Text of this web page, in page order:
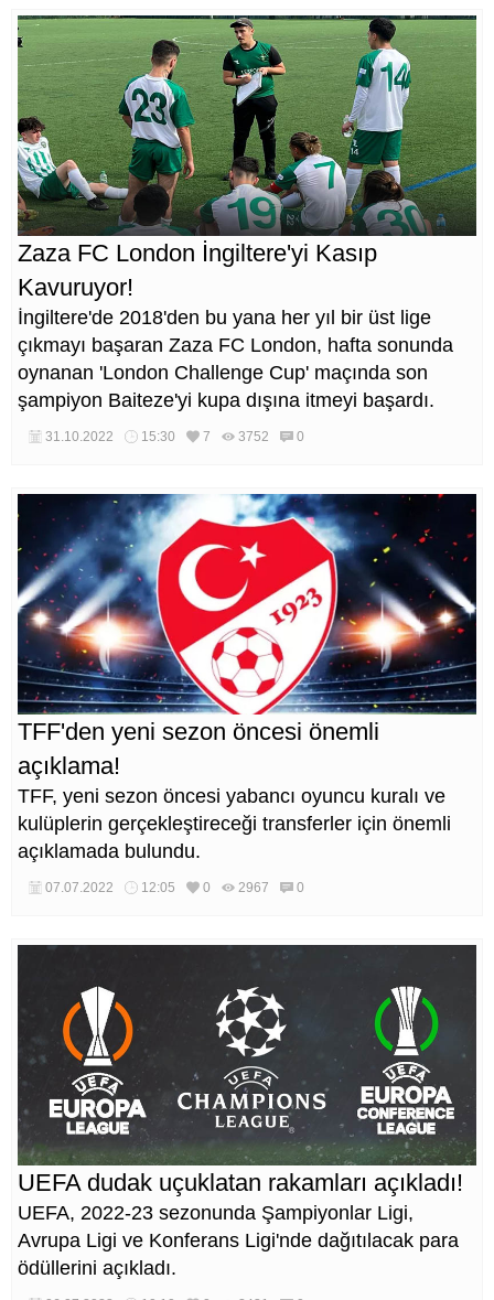
Zaza FC London İngiltere'yi Kasıp
Kavuruyor!
İngiltere'de 2018'den bu yana her yıl bir üst lige
çıkmayı başaran Zaza FC London, hafta sonunda
oynanan 'London Challenge Cup' maçında son
şampiyon Baiteze'yi kupa dışına itmeyi başardı.
31.10.2022 15:30 7 3752 0
TFF'den yeni sezon öncesi önemli
açıklama!
TFF, yeni sezon öncesi yabancı oyuncu kuralı ve
kulüplerin gerçekleştireceği transferler için önemli
açıklamada bulundu.
07.07.2022 12:05 0 2967 0
UEFA dudak uçuklatan rakamları açıkladı!
UEFA, 2022-23 sezonunda Şampiyonlar Ligi,
Avrupa Ligi ve Konferans Ligi'nde dağıtılacak para
ödüllerini açıkladı.